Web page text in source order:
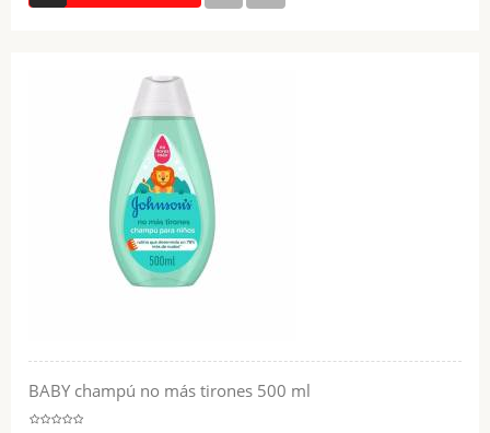
BABY champú no más tirones 500 ml